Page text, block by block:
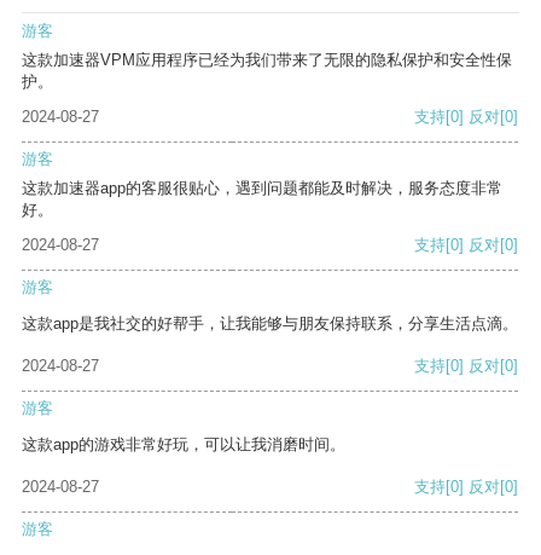
游客
这款加速器VPM应用程序已经为我们带来了无限的隐私保护和安全性保
护。
2024-08-27
支持[0] 反对[0]
游客
这款加速器app的客服很贴心，遇到问题都能及时解决，服务态度非常
好。
2024-08-27
支持[0] 反对[0]
游客
这款app是我社交的好帮手，让我能够与朋友保持联系，分享生活点滴。
2024-08-27 支持[0] 反对[0]
游客
这款app的游戏非常好玩，可以让我消磨时间。
2024-08-27 支持[0] 反对[0]
游客